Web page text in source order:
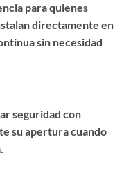
para quienes
directamente en
sin necesidad
seguridad con
su apertura cuando